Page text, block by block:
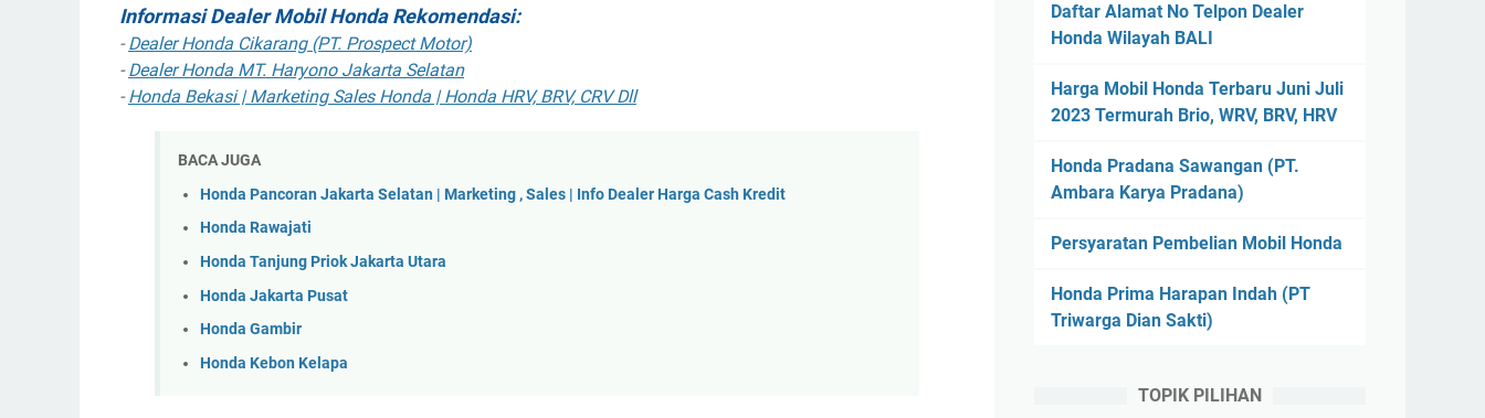
Informasi Dealer Mobil Honda Rekomendasi:
-Dealer Honda Cikarang (PT. Prospect Motor)
-Dealer Honda MT. Haryono Jakarta Selatan
-Honda Bekasi | Marketing Sales Honda | Honda HRV, BRV, CRV Dll
BACA JUGA
Honda Pancoran Jakarta Selatan | Marketing , Sales | Info Dealer Harga Cash Kredit
Honda Rawajati
Honda Tanjung Priok Jakarta Utara
Honda Jakarta Pusat
Honda Gambir
Honda Kebon Kelapa
Daftar Alamat No Telpon Dealer
Honda Wilayah BALI
Harga Mobil Honda Terbaru Juni Juli
2023 Termurah Brio, WRV, BRV, HRV
Honda Pradana Sawangan (PT.
Ambara Karya Pradana)
Persyaratan Pembelian Mobil Honda
Honda Prima Harapan Indah (PT
Triwarga Dian Sakti)
TOPIK PILIHAN